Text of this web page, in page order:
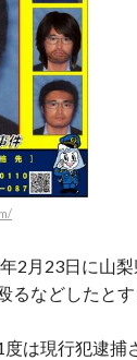
2月23日に山
るなどしたと
は現行犯逮捕